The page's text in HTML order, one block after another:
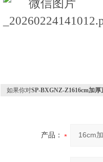
如果你对SP-BXGNZ-Z1616cm加
产品：